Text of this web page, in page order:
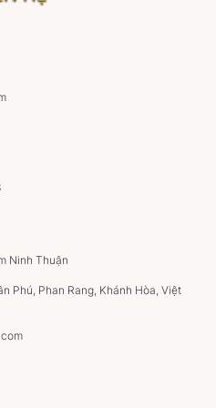
Ninh Thuận
Phú, Phan Rang, Khánh Hòa, Việt